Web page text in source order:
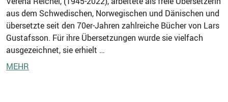
aus dem Schwedischen, Norwegischen und Dänischen und
übersetzte seit den 70er-Jahren zahlreiche Bücher von Lars
Gustafsson. Für ihre Übersetzungen wurde sie vielfach
ausgezeichnet, sie erhielt …
MEHR